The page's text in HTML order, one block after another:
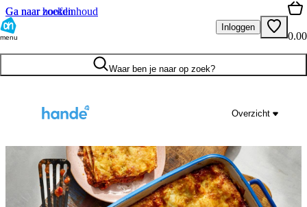
Ga naar hoofdinhoud
Ga naar zoeken
menu
Inloggen
0.00
Waar ben je naar op zoek?
Overzicht